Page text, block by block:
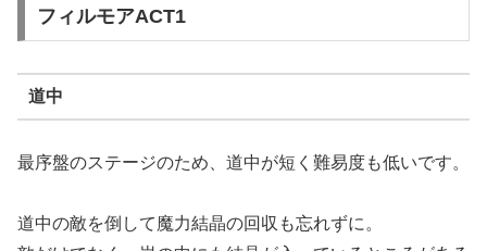
フィルモアACT1
道中
最序盤のステージのため、道中が短く難易度も低いです。
道中の敵を倒して魔力結晶の回収も忘れずに。